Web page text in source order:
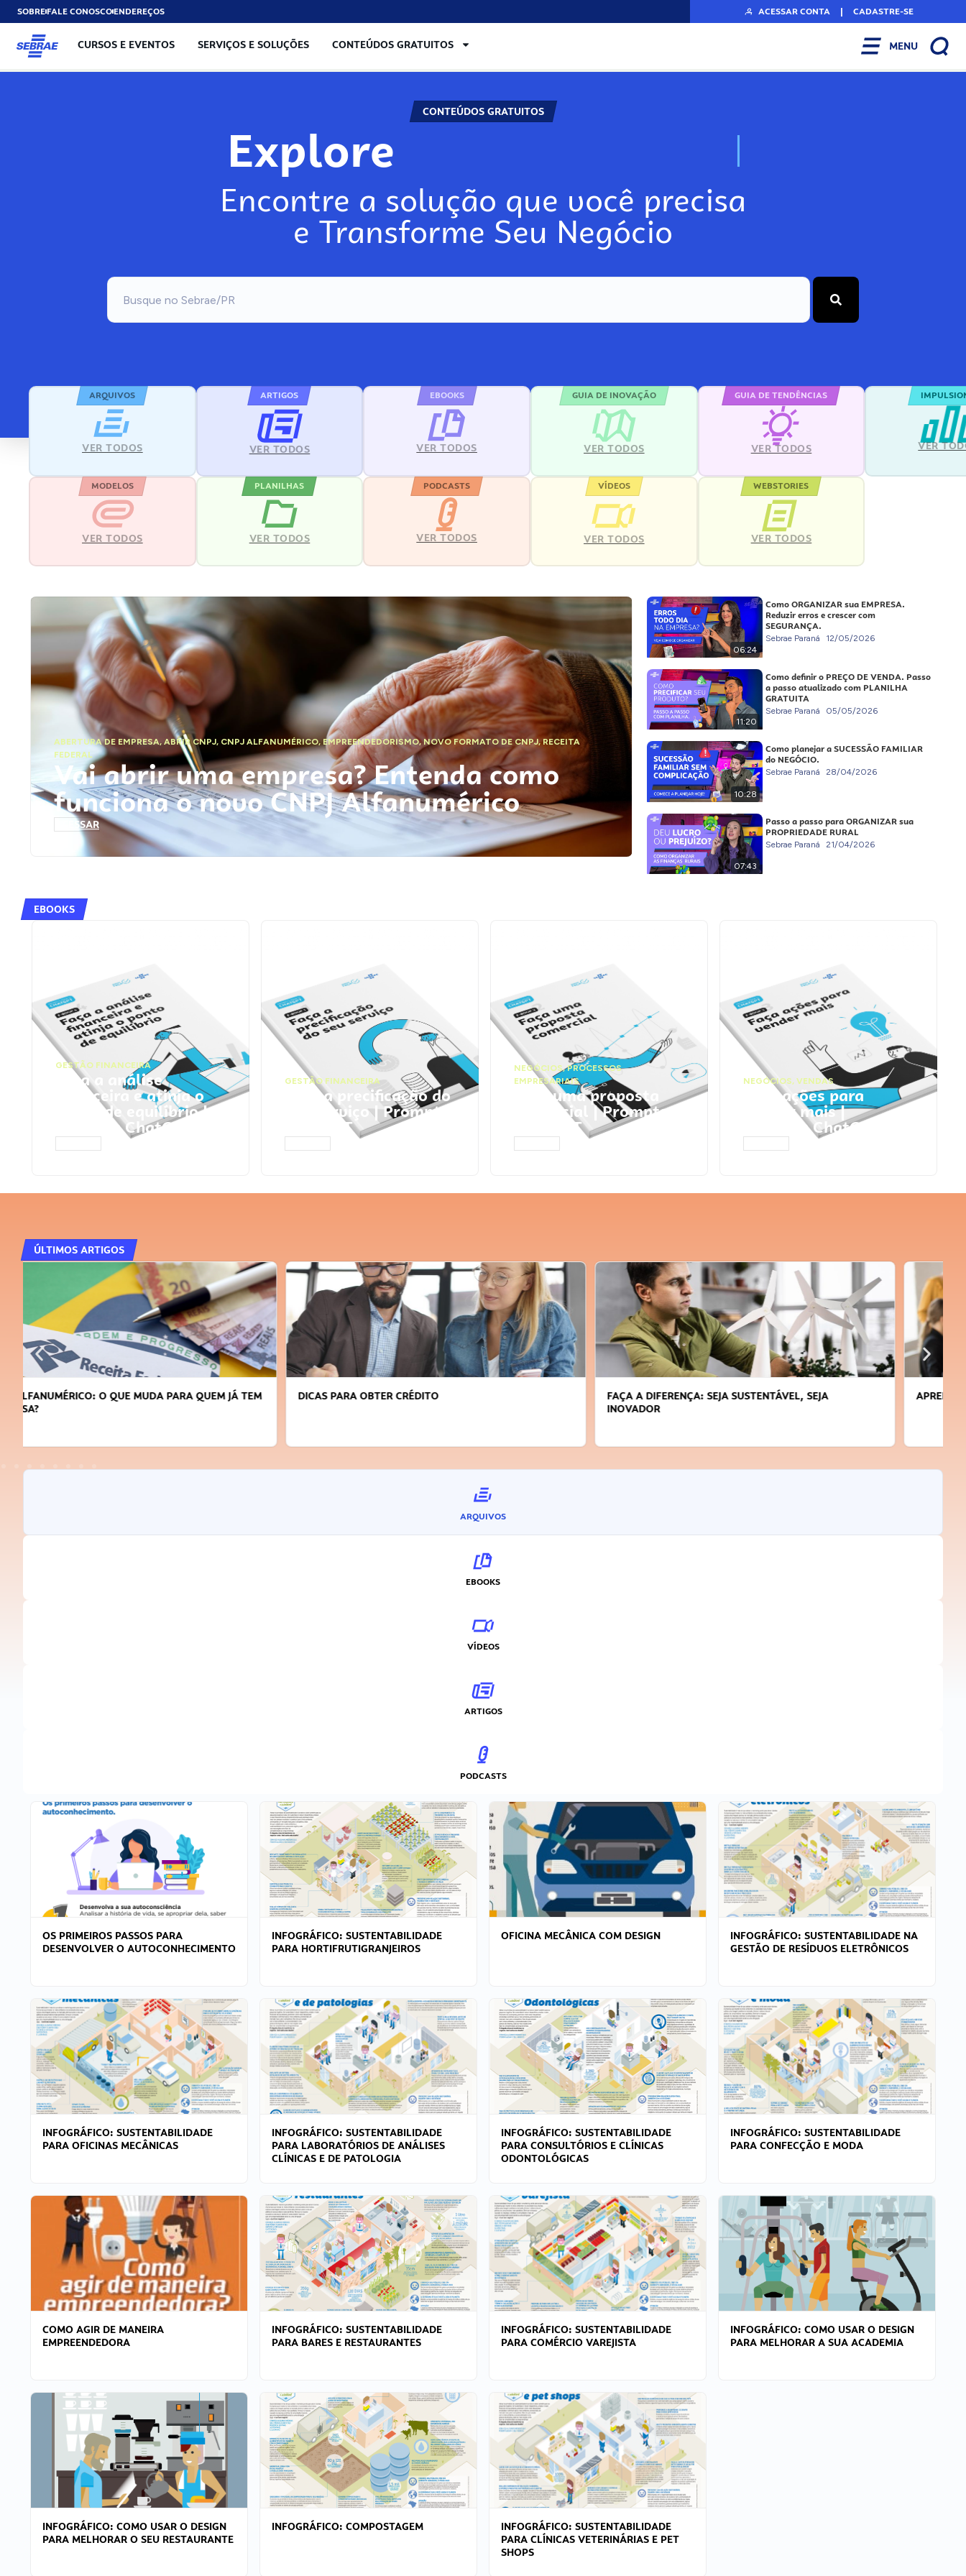
SOBREFALE CONOSCOENDEREÇOS ACESSAR CONTA | CADASTRE-SE
CURSOS E EVENTOS SERVIÇOS E SOLUÇÕES CONTEÚDOS GRATUITOS MENU
CONTEÚDOS GRATUITOS
Explore N
Encontre a solução que você precisa
e Transforme Seu Negócio
ARQUIVOS
VER TODOS
ARTIGOS
VER TODOS
EBOOKS
VER TODOS
GUIA DE INOVAÇÃO
VER TODOS
GUIA DE TENDÊNCIAS
VER TODOS VER
MODELOS
VER TODOS
PLANILHAS
VER TODOS
PODCASTS
VER TODOS
VÍDEOS
VER TODOS
WEBSTORIES
VER TODOS
ABERTURA DE EMPRESA,ABRIR CNPJ, CNPJ ALFANUMÉRICO, EMPREENDEDORISMO,NOVO FORMATO DE CNPJ,RECEITA
FEDERAL
Vai abrir uma empresa? Entenda como
funciona o novo CNPJ Alfanumérico
ACESSAR
06:24
Como ORGANIZAR sua EMPRESA.
Reduzir erros e crescer com
SEGURANÇA.
Sebrae Paraná 12/05/2026
11:20
Como definir o PREÇO DE VENDA. Passo
a passo atualizado com PLANILHA
GRATUITA
Sebrae Paraná 05/05/2026
10:28
Como planejar a SUCESSÃO FAMILIAR
do NEGÓCIO.
Sebrae Paraná 28/04/2026
07:43
Passo a passo para ORGANIZAR sua
PROPRIEDADE RURAL
Sebrae Paraná 21/04/2026
EBOOKS
GESTÃO FINANCEIRA
Faça a análise
financeira e atinja o
ponto de equilíbrio |
Prompts ChatGPT
GESTÃO FINANCEIRA
Faça a precificação do
seu serviço | Prompts
ChatGPT
NEGÓCIOS,PROCESSOS
EMPRESARIAIS
Faça uma proposta
comercial | Prompts
ChatGPT
NEGÓCIOS, VENDAS
Faça ações para
vender mais |
Prompts ChatGPT
ÚLTIMOS ARTIGOS
DICAS PARA OBTER CRÉDITO
FAÇA A DIFERENÇA: SEJA SUSTENTÁVEL, SEJA
APRENDA A GERENCIAR O SEU TEMPO
ARQUIVOS
EBOOKS
VÍDEOS
ARTIGOS
PODCASTS
OS PRIMEIROS PASSOS PARA
DESENVOLVER O AUTOCONHECIMENTO
INFOGRÁFICO: SUSTENTABILIDADE
PARA HORTIFRUTIGRANJEIROS
OFICINA MECÂNICA COM DESIGN
INFOGRÁFICO: SUSTENTABILIDADE NA
GESTÃO DE RESÍDUOS ELETRÔNICOS
INFOGRÁFICO: SUSTENTABILIDADE
PARA OFICINAS MECÂNICAS
INFOGRÁFICO: SUSTENTABILIDADE
PARA LABORATÓRIOS DE ANÁLISES
CLÍNICAS E DE PATOLOGIA
INFOGRÁFICO: SUSTENTABILIDADE
PARA CONSULTÓRIOS E CLÍNICAS
ODONTOLÓGICAS
INFOGRÁFICO: SUSTENTABILIDADE
PARA CONFECÇÃO E MODA
COMO AGIR DE MANEIRA
EMPREENDEDORA
INFOGRÁFICO: SUSTENTABILIDADE
PARA BARES E RESTAURANTES
INFOGRÁFICO: SUSTENTABILIDADE
PARA COMÉRCIO VAREJISTA
INFOGRÁFICO: COMO USAR O DESIGN
PARA MELHORAR A SUA ACADEMIA
INFOGRÁFICO: COMO USAR O DESIGN
PARA MELHORAR O SEU RESTAURANTE
INFOGRÁFICO: COMPOSTAGEM
INFOGRÁFICO: SUSTENTABILIDADE
PARA CLÍNICAS VETERINÁRIAS E PET
SHOPS